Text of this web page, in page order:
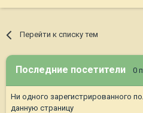
Перейти к списку тем
Последние посетители 0
Ни одного зарегистрированного
данную страницу